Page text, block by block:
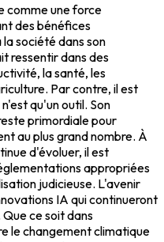
comme une force
des bénéfices
société dans son
ressentir dans des
la santé, les
Par contre, il est
qu'un outil. Son
primordiale pour
au plus grand nombre. À
d'évoluer, il est
appropriées
judicieuse. L'avenir
IA qui continueront
ce soit dans
le changement climatique